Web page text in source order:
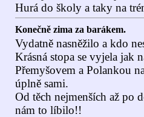
Hurá do školy a taky na
Konečně zima za barákem.
Vydatně nasněžilo a kdo
Krásná stopa se vyjela jak
Přemyšovem a Polankou
úplně sami.
Od těch nejmenších až po
nám to líbilo!!